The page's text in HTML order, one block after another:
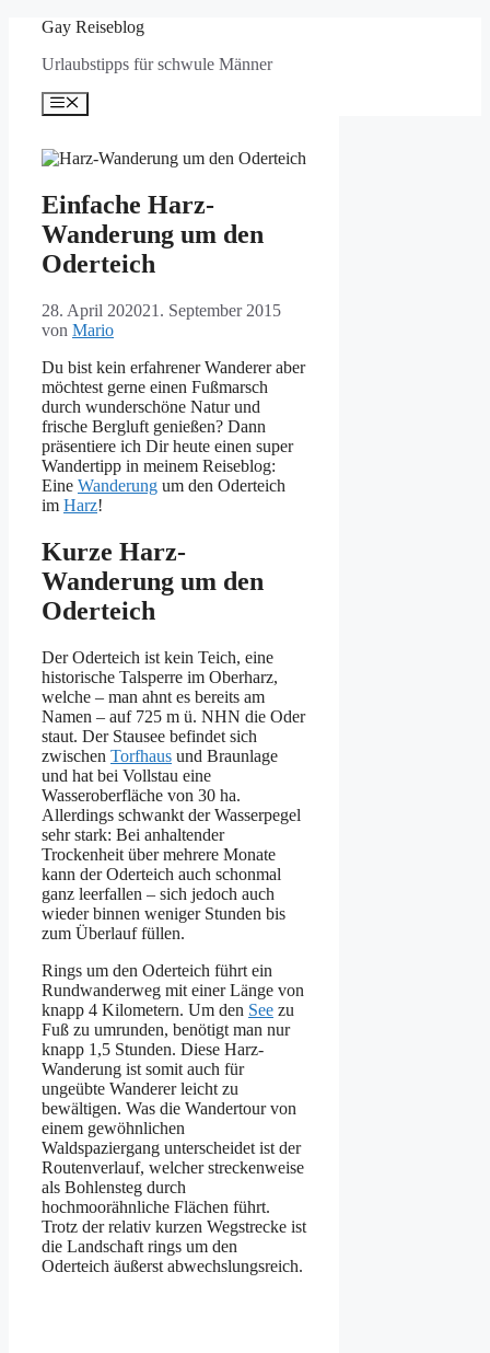
springen
Gay Reiseblog
Urlaubstipps für schwule Männer
Menü
Einfache Harz-
Wanderung um den
Oderteich
28. April 202021. September 2015
von Mario
Du bist kein erfahrener Wanderer aber
möchtest gerne einen Fußmarsch
durch wunderschöne Natur und
frische Bergluft genießen? Dann
präsentiere ich Dir heute einen super
Wandertipp in meinem Reiseblog:
Eine Wanderung um den Oderteich
im Harz!
Kurze Harz-
Wanderung um den
Oderteich
Der Oderteich ist kein Teich, eine
historische Talsperre im Oberharz,
welche – man ahnt es bereits am
Namen – auf 725 m ü. NHN die Oder
staut. Der Stausee befindet sich
zwischen Torfhaus und Braunlage
und hat bei Vollstau eine
Wasseroberfläche von 30 ha.
Allerdings schwankt der Wasserpegel
sehr stark: Bei anhaltender
Trockenheit über mehrere Monate
kann der Oderteich auch schonmal
ganz leerfallen – sich jedoch auch
wieder binnen weniger Stunden bis
zum Überlauf füllen.
Rings um den Oderteich führt ein
Rundwanderweg mit einer Länge von
knapp 4 Kilometern. Um den See zu
Fuß zu umrunden, benötigt man nur
knapp 1,5 Stunden. Diese Harz-
Wanderung ist somit auch für
ungeübte Wanderer leicht zu
bewältigen. Was die Wandertour von
einem gewöhnlichen
Waldspaziergang unterscheidet ist der
Routenverlauf, welcher streckenweise
als Bohlensteg durch
hochmoorähnliche Flächen führt.
Trotz der relativ kurzen Wegstrecke ist
die Landschaft rings um den
Oderteich äußerst abwechslungsreich.